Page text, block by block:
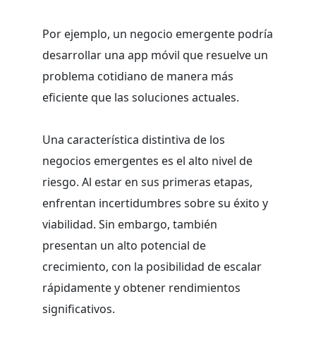
Por ejemplo, un negocio emergente podría
desarrollar una app móvil que resuelve un
problema cotidiano de manera más
eficiente que las soluciones actuales.
Una característica distintiva de los
negocios emergentes es el alto nivel de
riesgo. Al estar en sus primeras etapas,
enfrentan incertidumbres sobre su éxito y
viabilidad. Sin embargo, también
presentan un alto potencial de
crecimiento, con la posibilidad de escalar
rápidamente y obtener rendimientos
significativos.